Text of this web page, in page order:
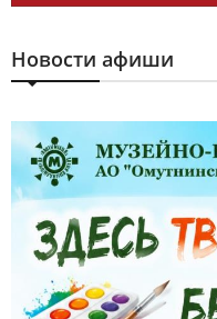
Новости афиши